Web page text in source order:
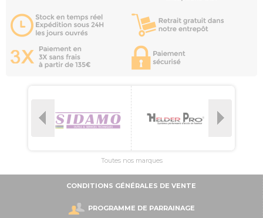
Toutes nos marques
CONDITIONS GÉNÉRALES DE VENTE
PROGRAMME DE PARRAINAGE